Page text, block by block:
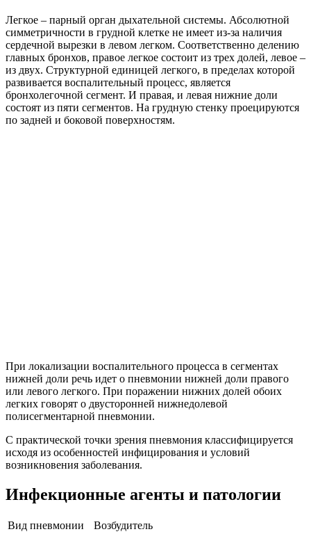
Легкое – парный орган дыхательной системы. Абсолютной
симметричности в грудной клетке не имеет из-за наличия
сердечной вырезки в левом легком. Соответственно делению
главных бронхов, правое легкое состоит из трех долей, левое –
из двух. Структурной единицей легкого, в пределах которой
развивается воспалительный процесс, является
бронхолегочной сегмент. И правая, и левая нижние доли
состоят из пяти сегментов. На грудную стенку проецируются
по задней и боковой поверхностям.
При локализации воспалительного процесса в сегментах
нижней доли речь идет о пневмонии нижней доли правого
или левого легкого. При поражении нижних долей обоих
легких говорят о двусторонней нижнедолевой
полисегментарной пневмонии.
С практической точки зрения пневмония классифицируется
исходя из особенностей инфицирования и условий
возникновения заболевания.
Инфекционные агенты и патологии
Вид пневмонии Возбудитель